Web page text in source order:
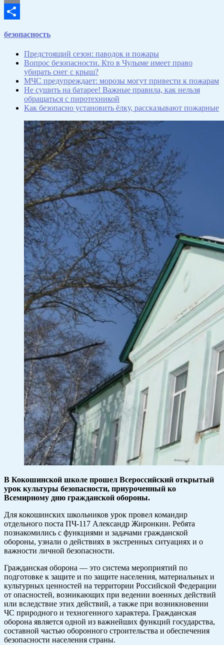
Email
безопасность
Предстоящий сезон: паводок и пожары
Вопрос безопасности. Кто в Чулыме имеет право
убирать снег с крыш?
МЧС предупреждает: морозы могут привести к пожарам
Не сушить на батарее! Важные правила, как нельзя
обращаться с пиротехникой
Как безопасно установить ёлку, рассказывают пожарные
В Кокошинской школе прошел Всероссийский открытый
урок культуры безопасности, приуроченный ко
Всемирному дню гражданской обороны.
Для кокошинских школьников урок провел командир
отдельного поста ПЧ-117 Александр Жиронкин. Ребята
познакомились с функциями и задачами гражданской
обороны, узнали о действиях в экстренных ситуациях и о
важности личной безопасности.
Гражданская оборона — это система мероприятий по
подготовке к защите и по защите населения, материальных и
культурных ценностей на территории Российской Федерации
от опасностей, возникающих при ведении военных действий
или вследствие этих действий, а также при возникновении
ЧС природного и техногенного характера. Гражданская
оборона является одной из важнейших функций государства,
составной частью оборонного строительства и обеспечения
безопасности населения страны.